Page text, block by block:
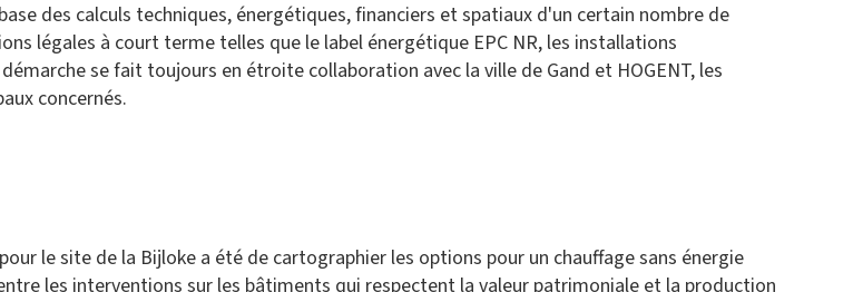
des calculs techniques, énergétiques, financiers et spatiaux d'un certain nombre de
légales à court terme telles que le label énergétique EPC NR, les installations
se fait toujours en étroite collaboration avec la ville de Gand et HOGENT, les
concernés.
le site de la Bijloke a été de cartographier les options pour un chauffage sans énergie
les interventions sur les bâtiments qui respectent la valeur patrimoniale et la production